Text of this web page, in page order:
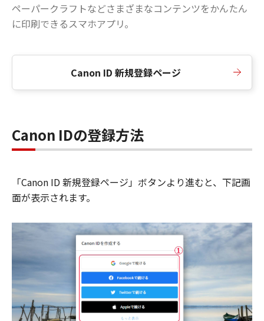
ペーパークラフトなどさまざまなコンテンツをかんたん
に印刷できるスマホアプリ。
Canon ID 新規登録ページ
Canon IDの登録方法
「Canon ID 新規登録ページ」ボタンより進むと、下記画
面が表示されます。